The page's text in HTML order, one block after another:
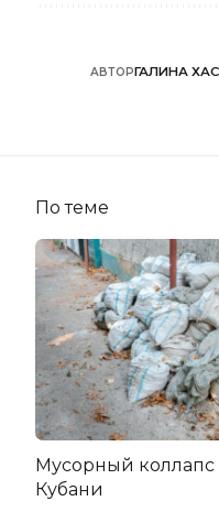
АВТОРГАЛИНА
По теме
Мусорный коллапс
Кубани